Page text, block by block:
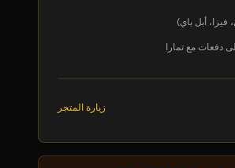
أبل باي)
دفعات مع تمارا
زيارة المتجر